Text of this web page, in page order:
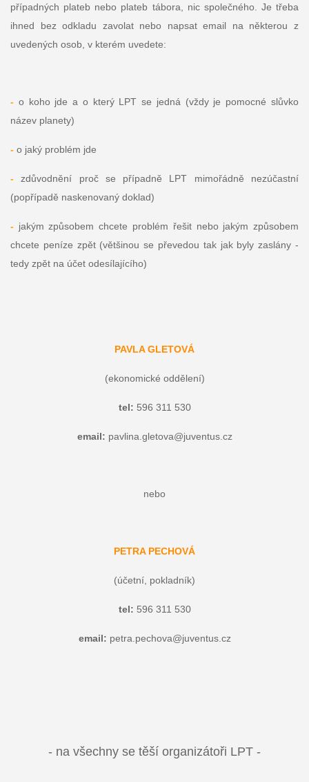
případných plateb nebo plateb tábora, nic společného. Je třeba
ihned bez odkladu zavolat nebo napsat email na některou z
uvedených osob, v kterém uvedete:
- o koho jde a o který LPT se jedná (vždy je pomocné slůvko
název planety)
-o jaký problém jde
-zdůvodnění proč se případně LPT mimořádně nezúčastní
(popřípadě naskenovaný doklad)
-jakým způsobem chcete problém řešit nebo jakým způsobem
chcete peníze zpět (většinou se převedou tak jak byly zaslány -
tedy zpět na účet odesílajícího)
PAVLA GLETOVÁ
(ekonomické oddělení)
tel: 596 311 530
email: pavlina.gletova@juventus.cz
nebo
PETRA PECHOVÁ
(účetní, pokladník)
tel: 596 311 530
email: petra.pechova@juventus.cz
- na všechny se těší organizátoři LPT -